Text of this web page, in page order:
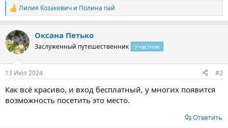
Р
е
к
ц
и
Лилия Козакевич и Полина пай
Оксана Петько
Заслуженный путешественник Участник
13 Июл 2024 #2
Как всё красиво, и вход бесплатный, у многих появится
возможность посетить это место.
Ответить